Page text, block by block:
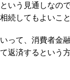
いう見通しなの
続してもよいこ
って、消費者金
返済するという